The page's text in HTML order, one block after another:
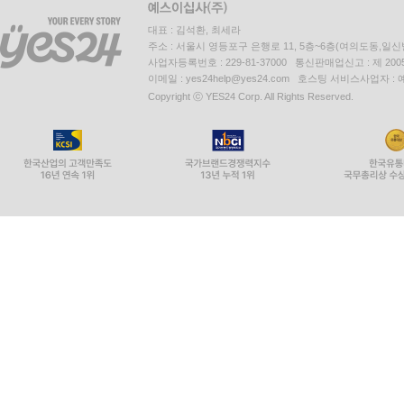
대표 : 김석환, 최세라
주소 : 서울시 영등포구 은행로 11, 5층~6층(여의도동,일신
사업자등록번호 : 229-81-37000 통신판매업신고 : 제
이메일 : yes24help@yes24.com 호스팅 서비스사업자 :
Copyright ⓒ YES24 Corp. All Rights Reserved.